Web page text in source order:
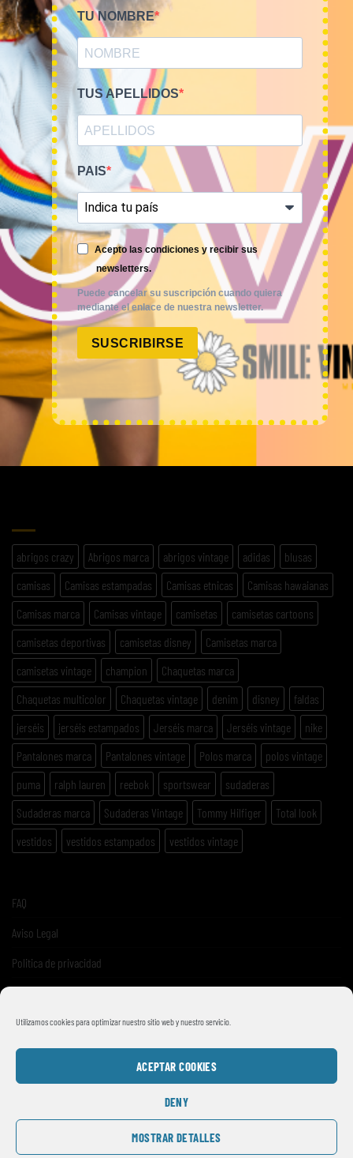
Utilizamos cookies para optimizar nuestro sitio web y nuestro servicio.
ACEPTAR COOKIES
DENY
MOSTRAR DETALLES
POLÍTICAS
AVISO LEGAL
POLÍTICA DE PRIVACIDAD
CONDICIONES DE VENTA
POLÍTICA DE COOKIES
CONTACTO - CITA
CARRITO
abrigos crazy Abrigos marca abrigos vintage adidas
blusas
camisas
Camisas estampadas Camisas etnicas
Camisas hawaianas
Camisas marca
Camisas vintage camisetas
camisetas cartoons
camisetas deportivas
camisetas disney
Camisetas marca
camisetas vintage
champion
Chaquetas marca
Chaquetas multicolor
Chaquetas vintage denim disney
faldas
jerséis
jerséis estampados Jerséis marca Jerséis vintage
nike
Pantalones marca
Pantalones vintage Polos marca
polos vintage
puma
ralph lauren reebok sportswear
sudaderas
Sudaderas marca
Sudaderas Vintage Tommy Hilfiger
Total look
vestidos
vestidos estampados vestidos vintage
FAQ
Aviso Legal
Politica de privacidad
© 2026SMILE VINTAGE
TU NOMBRE
TUS APELLIDOS
PAIS
Acepto las condiciones y recibir sus
newsletters.
Puede cancelar su suscripción cuando quiera
mediante el enlace de nuestra newsletter.
SUSCRIBIRSE